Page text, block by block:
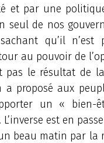
et par une
seul de nos
qu’il n’est
au pouvoir de
pas le résultat de
proposé aux
un « bien-
est en
beau matin par la